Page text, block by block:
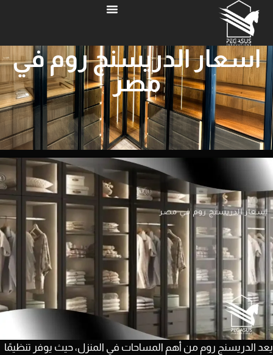
اسعار الدريسنج روم في
مصر
يعد الدريسنج روم من أهم المساحات في المنزل، حيث يوفر تنظيمًا